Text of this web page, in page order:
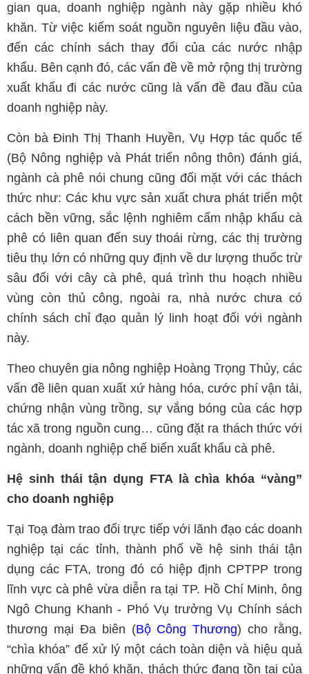
gian qua, doanh nghiệp ngành này gặp nhiều khó
khăn. Từ việc kiểm soát nguồn nguyên liệu đầu vào,
đến các chính sách thay đổi của các nước nhập
khẩu. Bên cạnh đó, các vấn đề về mở rộng thị trường
xuất khẩu đi các nước cũng là vấn đề đau đầu của
doanh nghiệp này.
Còn bà Đinh Thị Thanh Huyền, Vụ Hợp tác quốc tế
(Bộ Nông nghiệp và Phát triển nông thôn) đánh giá,
ngành cà phê nói chung cũng đối mặt với các thách
thức như: Các khu vực sản xuất chưa phát triển một
cách bền vững, sắc lệnh nghiêm cấm nhập khẩu cà
phê có liên quan đến suy thoái rừng, các thị trường
tiêu thụ lớn có những quy định về dư lượng thuốc trừ
sâu đối với cây cà phê, quá trình thu hoạch nhiều
vùng còn thủ công, ngoài ra, nhà nước chưa có
chính sách chỉ đạo quản lý linh hoạt đối với ngành
này.
Theo chuyên gia nông nghiệp Hoàng Trọng Thủy, các
vấn đề liên quan xuất xứ hàng hóa, cước phí vận tải,
chứng nhận vùng trồng, sự vắng bóng của các hợp
tác xã trong nguồn cung… cũng đặt ra thách thức với
ngành, doanh nghiệp chế biến xuất khẩu cà phê.
Hệ sinh thái tận dụng FTA là chìa khóa “vàng”
cho doanh nghiệp
Tại Toạ đàm trao đổi trực tiếp với lãnh đạo các doanh
nghiệp tại các tỉnh, thành phố về hệ sinh thái tận
dụng các FTA, trong đó có hiệp định CPTPP trong
lĩnh vực cà phê vừa diễn ra tại TP. Hồ Chí Minh, ông
Ngô Chung Khanh - Phó Vụ trưởng Vụ Chính sách
thương mại Đa biên (Bộ Công Thương) cho rằng,
“chìa khóa” để xử lý một cách toàn diện và hiệu quả
những vấn đề khó khăn, thách thức đang tồn tại của